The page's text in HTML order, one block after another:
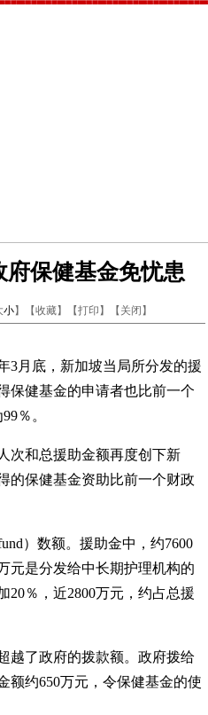
保健基金免忧患
小】【收藏】【打印 】【 关闭 】
月底，新加坡当局所分发的援
保健基金的申请者也比前一个
％。
和总援助金额再度创下新
的保健基金资助比前一个财政
）数额。援助金中，约7600
元是分发给中长期护理机构的
20％，近2800万元，约占总援
了政府的拨款额。政府拨给
额约650万元，令保健基金的使